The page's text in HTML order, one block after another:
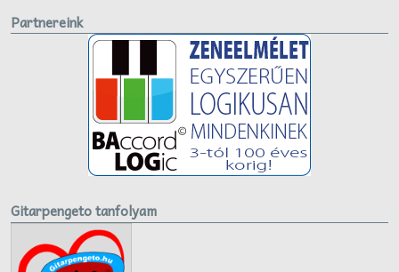
Partnereink
Gitarpengeto tanfolyam